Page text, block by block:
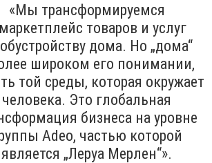
«Мы трансформируемся
товаров и услуг
дома. Но „дома“
широком его понимании,
той среды, которая окружает
человека. Это глобальная
бизнеса на уровне
Adeo, частью которой
является „Леруа Мерлен“».